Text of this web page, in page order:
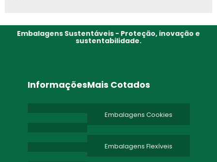
Embalagens Sustentáveis - Proteção, inovação e
sustentabilidade.
InformaçõesMais Cotados
Embalagens Cookies
Embalagens Flexíveis